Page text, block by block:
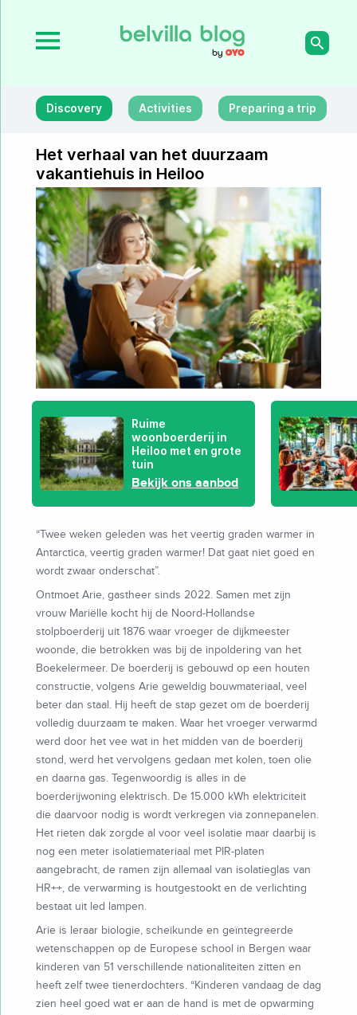
Discovery Activities Preparing a trip
Het verhaal van het duurzaam
vakantiehuis in Heiloo
Ruime
woonboerderij in
Heiloo met en grote
tuin
Bekijk ons aanbod
“Twee weken geleden was het veertig graden warmer in
Antarctica, veertig graden warmer! Dat gaat niet goed en
wordt zwaar onderschat”.
Ontmoet Arie, gastheer sinds 2022. Samen met zijn
vrouw Mariëlle kocht hij de Noord-Hollandse
stolpboerderij uit 1876 waar vroeger de dijkmeester
woonde, die betrokken was bij de inpoldering van het
Boekelermeer. De boerderij is gebouwd op een houten
constructie, volgens Arie geweldig bouwmateriaal, veel
beter dan staal. Hij heeft de stap gezet om de boerderij
volledig duurzaam te maken. Waar het vroeger verwarmd
werd door het vee wat in het midden van de boerderij
stond, werd het vervolgens gedaan met kolen, toen olie
en daarna gas. Tegenwoordig is alles in de
boerderijwoning elektrisch. De 15.000 kWh elektriciteit
die daarvoor nodig is wordt verkregen via zonnepanelen.
Het rieten dak zorgde al voor veel isolatie maar daarbij is
nog een meter isolatiemateriaal met PIR-platen
aangebracht, de ramen zijn allemaal van isolatieglas van
HR++, de verwarming is houtgestookt en de verlichting
bestaat uit led lampen.
Arie is leraar biologie, scheikunde en geïntegreerde
wetenschappen op de Europese school in Bergen waar
kinderen van 51 verschillende nationaliteiten zitten en
heeft zelf twee tienerdochters. “Kinderen vandaag de dag
zien heel goed wat er aan de hand is met de opwarming